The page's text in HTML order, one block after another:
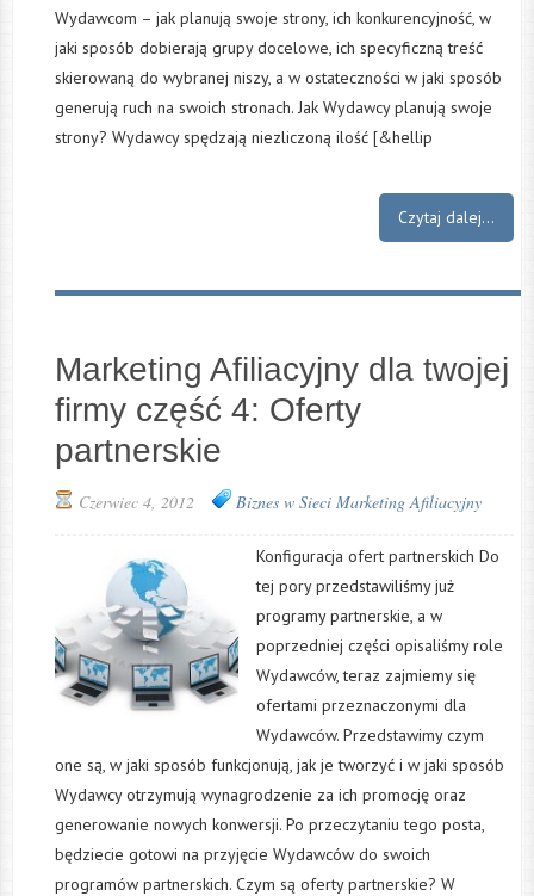
Wydawcom – jak planują swoje strony, ich konkurencyjność, w
jaki sposób dobierają grupy docelowe, ich specyficzną treść
skierowaną do wybranej niszy, a w ostateczności w jaki sposób
generują ruch na swoich stronach. Jak Wydawcy planują swoje
strony? Wydawcy spędzają niezliczoną ilość [&hellip
Czytaj dalej...
Marketing Afiliacyjny dla twojej
firmy część 4: Oferty
partnerskie
Czerwiec 4, 2012 Biznes w Sieci Marketing Afiliacyjny
Konfiguracja ofert partnerskich Do
tej pory przedstawiliśmy już
programy partnerskie, a w
poprzedniej części opisaliśmy role
Wydawców, teraz zajmiemy się
ofertami przeznaczonymi dla
Wydawców. Przedstawimy czym
one są, w jaki sposób funkcjonują, jak je tworzyć i w jaki sposób
Wydawcy otrzymują wynagrodzenie za ich promocję oraz
generowanie nowych konwersji. Po przeczytaniu tego posta,
będziecie gotowi na przyjęcie Wydawców do swoich
programów partnerskich. Czym są oferty partnerskie? W